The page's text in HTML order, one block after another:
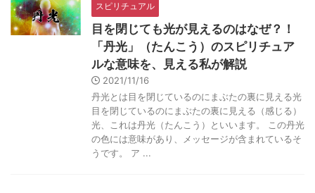
スピリチュアル
目を閉じても光が見えるのはなぜ？！
「丹光」（たんこう）のスピリチュア
ルな意味を、見える私が解説
2021/11/16
丹光とは目を閉じているのにまぶたの裏に見える光
目を閉じているのにまぶたの裏に見える（感じる）
光、これは丹光（たんこう）といいます。 この丹光
の色には意味があり、メッセージが含まれているそ
うです。 ア ...